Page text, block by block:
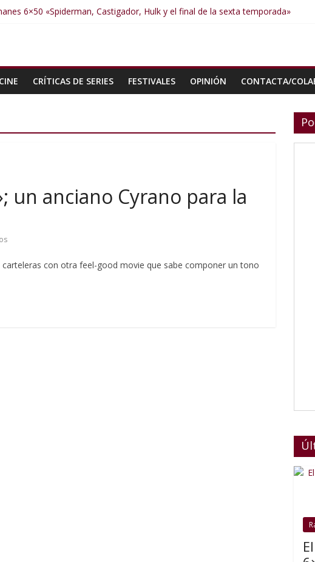
6×50 «Spiderman, Castigador, Hulk y el final de la sexta temporada»
6×46 «Ciudadano Minion»
CRÍTICAS DE SERIES FESTIVALES OPINIÓN CONTACTA/
un anciano Cyrano para la
con otra feel-good movie que sabe componer un tono